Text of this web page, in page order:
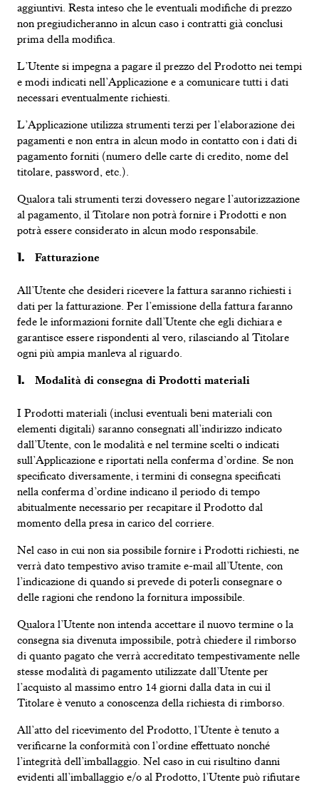
aggiuntivi. Resta inteso che le eventuali modifiche di prezzo
non pregiudicheranno in alcun caso i contratti già conclusi
prima della modifica.
L’Utente si impegna a pagare il prezzo del Prodotto nei tempi
e modi indicati nell’Applicazione e a comunicare tutti i dati
necessari eventualmente richiesti.
L’Applicazione utilizza strumenti terzi per l’elaborazione dei
pagamenti e non entra in alcun modo in contatto con i dati di
pagamento forniti (numero delle carte di credito, nome del
titolare, password, etc.).
Qualora tali strumenti terzi dovessero negare l’autorizzazione
al pagamento, il Titolare non potrà fornire i Prodotti e non
potrà essere considerato in alcun modo responsabile.
Fatturazione
All’Utente che desideri ricevere la fattura saranno richiesti i
dati per la fatturazione. Per l’emissione della fattura faranno
fede le informazioni fornite dall’Utente che egli dichiara e
garantisce essere rispondenti al vero, rilasciando al Titolare
ogni più ampia manleva al riguardo.
Modalità di consegna di Prodotti materiali
I Prodotti materiali (inclusi eventuali beni materiali con
elementi digitali) saranno consegnati all’indirizzo indicato
dall’Utente, con le modalità e nel termine scelti o indicati
sull’Applicazione e riportati nella conferma d’ordine. Se non
specificato diversamente, i termini di consegna specificati
nella conferma d’ordine indicano il periodo di tempo
abitualmente necessario per recapitare il Prodotto dal
momento della presa in carico del corriere.
Nel caso in cui non sia possibile fornire i Prodotti richiesti, ne
verrà dato tempestivo aviso tramite e-mail all’Utente, con
l’indicazione di quando si prevede di poterli consegnare o
delle ragioni che rendono la fornitura impossibile.
Qualora l’Utente non intenda accettare il nuovo termine o la
consegna sia divenuta impossibile, potrà chiedere il rimborso
di quanto pagato che verrà accreditato tempestivamente nelle
stesse modalità di pagamento utilizzate dall’Utente per
l’acquisto al massimo entro 14 giorni dalla data in cui il
Titolare è venuto a conoscenza della richiesta di rimborso.
All’atto del ricevimento del Prodotto, l’Utente è tenuto a
verificarne la conformità con l’ordine effettuato nonché
l’integrità dell’imballaggio. Nel caso in cui risultino danni
evidenti all’imballaggio e/o al Prodotto, l’Utente può rifiutare